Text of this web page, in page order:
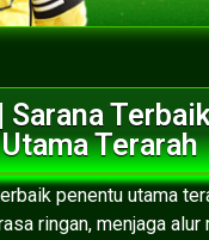
Sarana
Utama Terarah
penentu utama
ringan, menjaga alur